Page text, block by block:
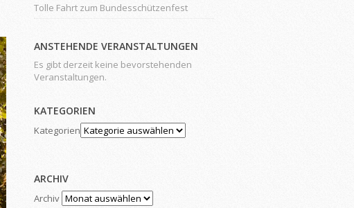
Tolle Fahrt zum Bundesschützenfest
ANSTEHENDE VERANSTALTUNGEN
Es gibt derzeit keine bevorstehenden
Veranstaltungen.
KATEGORIEN
Kategorien
ARCHIV
Archiv